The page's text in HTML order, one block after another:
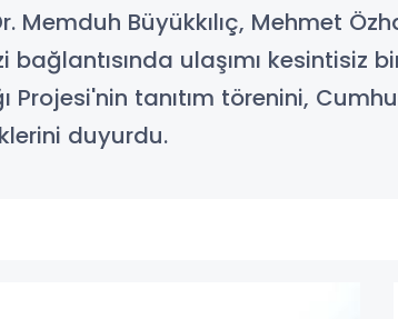
Memduh Büyükkılıç, Mehmet
bağlantısında ulaşımı
tanıtım törenini,
duyurdu.